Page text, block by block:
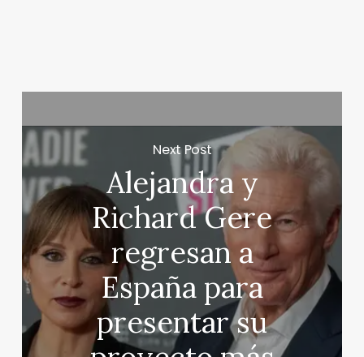
Next Post
Alejandra y
Richard Gere
regresan a
España para
presentar su